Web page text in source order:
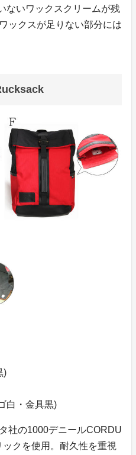
ないワックスクリームが残
ックスが足りない部分には
)
白・金具黒)
社の1000デニールCORDU
クを使用。耐久性を重視